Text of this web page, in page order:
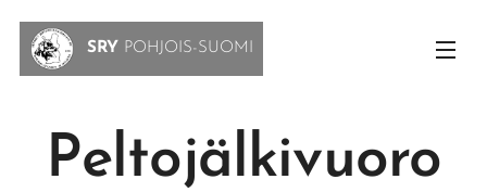
SRY POHJOIS-SUOMI
Peltojälkivuoro